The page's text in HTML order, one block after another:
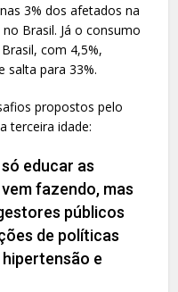
3% dos afetados na
Brasil. Já o consumo
com 4,5%,
salta para 33%.
propostos pelo
terceira idade:
educar as
fazendo, mas
públicos
de políticas
e